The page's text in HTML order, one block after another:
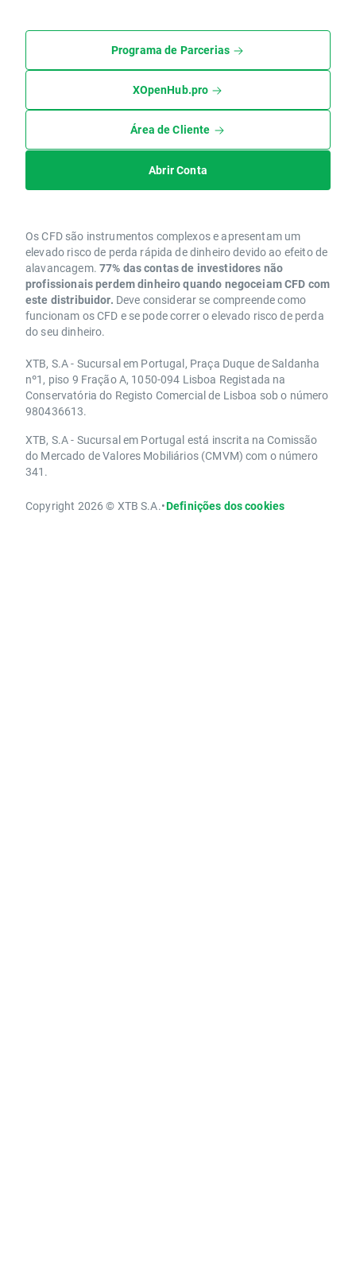
Programa de Parcerias
XOpenHub.pro
Área de Cliente
Abrir Conta
Os CFD são instrumentos complexos e apresentam um
elevado risco de perda rápida de dinheiro devido ao efeito de
alavancagem. 77% das contas de investidores não
profissionais perdem dinheiro quando negoceiam CFD com
este distribuidor. Deve considerar se compreende como
funcionam os CFD e se pode correr o elevado risco de perda
do seu dinheiro.
XTB, S.A - Sucursal em Portugal, Praça Duque de Saldanha
nº1, piso 9 Fração A, 1050-094 Lisboa Registada na
Conservatória do Registo Comercial de Lisboa sob o número
980436613.
XTB, S.A - Sucursal em Portugal está inscrita na Comissão
do Mercado de Valores Mobiliários (CMVM) com o número
341.
Copyright 2026 © XTB S.A.•Definições dos cookies